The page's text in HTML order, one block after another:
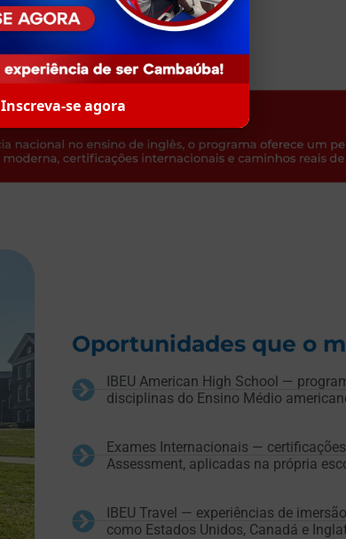
Oportunidades que o
IBEU American High School —
disciplinas do Ensino Médio
Exames Internacionais —
Assessment, aplicadas na própria
IBEU Travel — experiências de
como Estados Unidos, Canadá e
Inscreva-se agora